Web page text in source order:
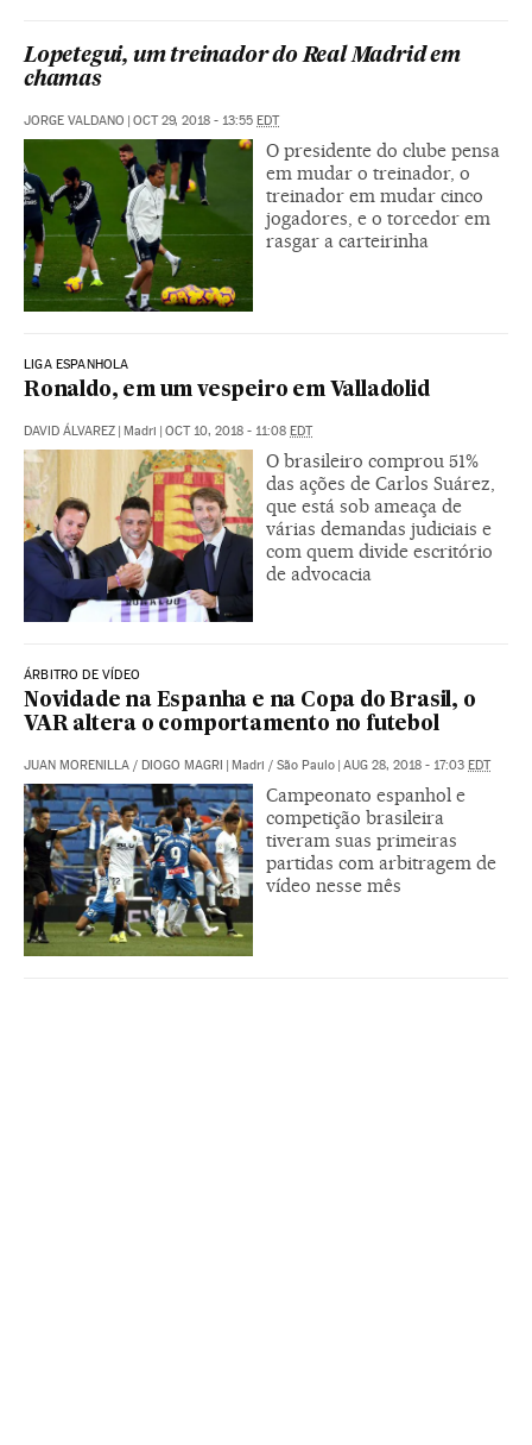
Lopetegui, um treinador do Real Madrid em
chamas
JORGE VALDANO | OCT 29, 2018 - 13:55 EDT
O presidente do clube pensa
em mudar o treinador, o
treinador em mudar cinco
jogadores, e o torcedor em
rasgar a carteirinha
LIGA ESPANHOLA
Ronaldo, em um vespeiro em Valladolid
DAVID ÁLVAREZ | Madri | OCT 10, 2018 - 11:08 EDT
O brasileiro comprou 51%
das ações de Carlos Suárez,
que está sob ameaça de
várias demandas judiciais e
com quem divide escritório
de advocacia
ÁRBITRO DE VÍDEO
Novidade na Espanha e na Copa do Brasil, o
VAR altera o comportamento no futebol
JUAN MORENILLA / DIOGO MAGRI | Madri / São Paulo | AUG 28, 2018 - 17:03 EDT
Campeonato espanhol e
competição brasileira
tiveram suas primeiras
partidas com arbitragem de
vídeo nesse mês